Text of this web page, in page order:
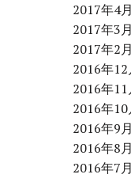
2017年4月
2017年3月
2017年2月
2016年12
2016年11
2016年10
2016年9月
2016年8月
2016年7月